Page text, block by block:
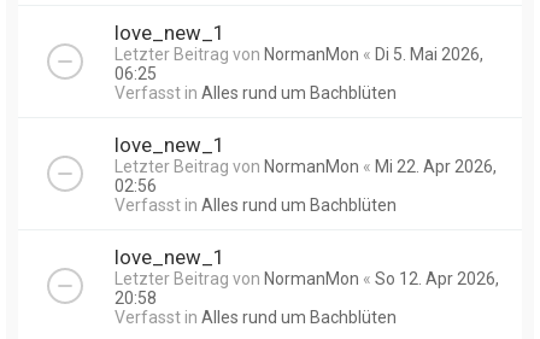
love_new_1
Letzter Beitrag von NormanMon « Di 5. Mai 2026,
06:25
Verfasst in Alles rund um Bachblüten
love_new_1
Letzter Beitrag von NormanMon « Mi 22. Apr 2026,
02:56
Verfasst in Alles rund um Bachblüten
love_new_1
Letzter Beitrag von NormanMon « So 12. Apr 2026,
20:58
Verfasst in Alles rund um Bachblüten